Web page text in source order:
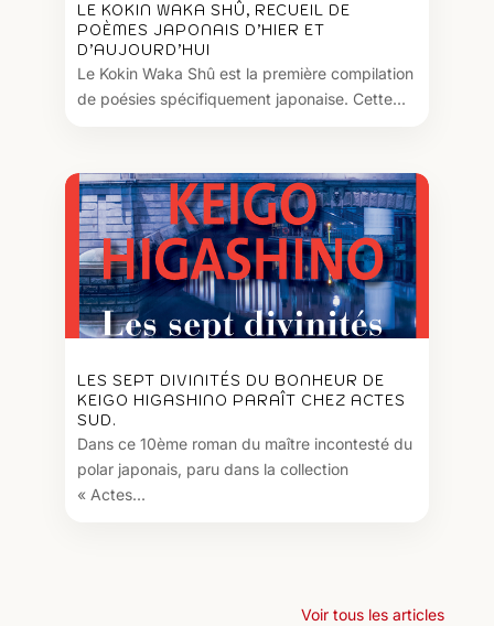
LE KOKIN WAKA SHÛ, RECUEIL DE
POÈMES JAPONAIS D’HIER ET
D’AUJOURD’HUI
Le Kokin Waka Shû est la première compilation
de poésies spécifiquement japonaise. Cette...
LES SEPT DIVINITÉS DU BONHEUR DE
KEIGO HIGASHINO PARAÎT CHEZ ACTES
SUD.
Dans ce 10ème roman du maître incontesté du
polar japonais, paru dans la collection
« Actes...
Voir tous les articles